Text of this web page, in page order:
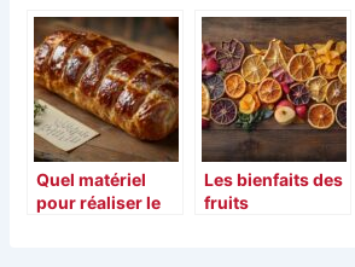
recette du pain
coco tahitien
pour changer
vos habitudes
patates en un
plat savoureux et
convivial
Quel matériel
pour réaliser le
Les bienfaits des
fruits